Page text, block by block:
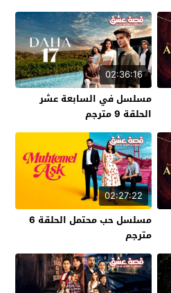
02:36:16
مسلسل في السابعة عشر
الحلقة 9 مترجم
02:27:22
مسلسل حب محتمل الحلقة 6
مترجم